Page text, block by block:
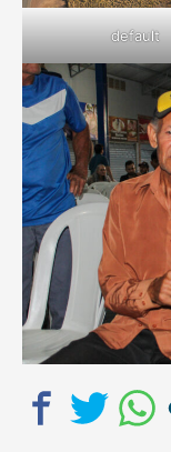
default